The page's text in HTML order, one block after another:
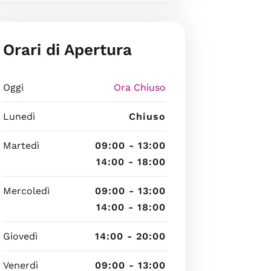
Orari di Apertura
Oggi Ora Chiuso
Lunedì Chiuso
Martedì
09:00 - 13:00
14:00 - 18:00
Mercoledì
09:00 - 13:00
14:00 - 18:00
Giovedì 14:00 - 20:00
Venerdì 09:00 - 13:00